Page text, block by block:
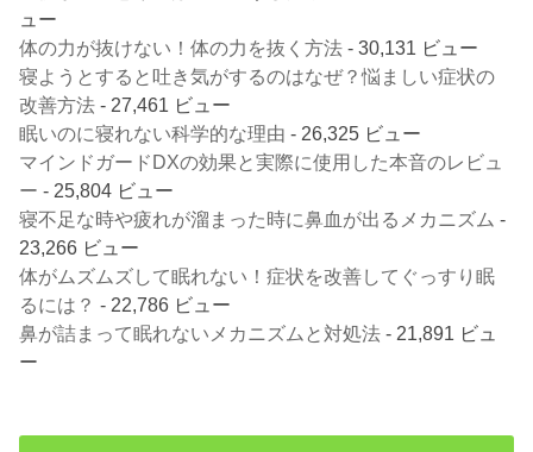
ュー
体の力が抜けない！体の力を抜く方法 - 30,131 ビュー
寝ようとすると吐き気がするのはなぜ？悩ましい症状の
改善方法 - 27,461 ビュー
眠いのに寝れない科学的な理由 - 26,325 ビュー
マインドガードDXの効果と実際に使用した本音のレビュ
ー - 25,804 ビュー
寝不足な時や疲れが溜まった時に鼻血が出るメカニズム -
23,266 ビュー
体がムズムズして眠れない！症状を改善してぐっすり眠
るには？ - 22,786 ビュー
鼻が詰まって眠れないメカニズムと対処法 - 21,891 ビュ
ー